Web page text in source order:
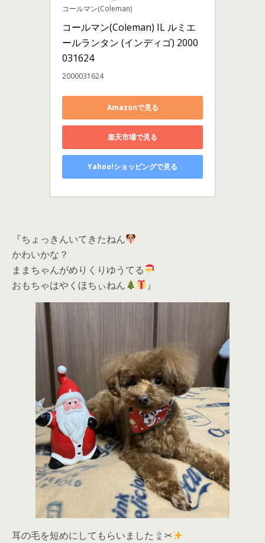
コールマン(Coleman)
コールマン(Coleman) IL ルミエ
ールランタン (インディゴ) 2000
031624
2000031624
Amazonで見る
楽天市場で見る
Yahoo!ショッピングで見る
『ちょっきんいてきたねん
かわいかな？
ままちゃんがめりくりゆうてる
おもちゃはやくほちぃねん
』
耳の毛を短めにしてもらいました
✂